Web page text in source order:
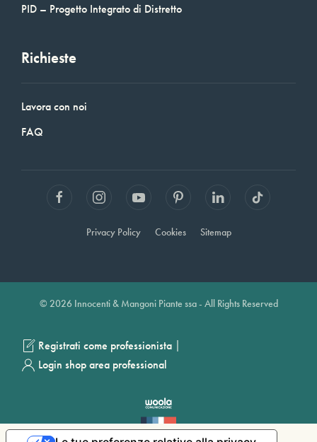
PID – Progetto Integrato di Distretto
Richieste
Lavora con noi
FAQ
Privacy Policy Cookies Sitemap
© 2026 Innocenti & Mangoni Piante ssa - All Rights Reserved
Registrati come professionista |
Login shop area professional